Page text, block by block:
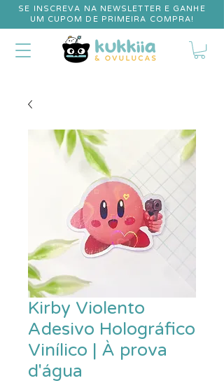
SE INSCREVA NA NEWSLETTER E GANHE
UM CUPOM DE PRIMEIRA COMPRA!
Kirby Violento
Adesivo Holográfico
Vinílico | À prova
d'água